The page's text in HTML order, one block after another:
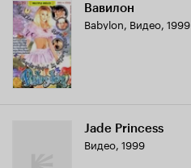
Вавилон
Babylon, Видео, 1999
Jade Princess
Видео, 1999